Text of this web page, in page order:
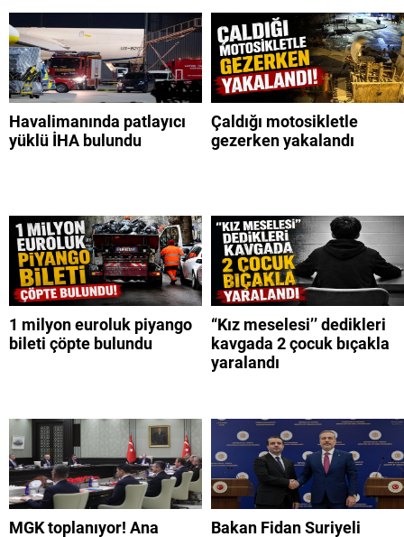
Havalimanında patlayıcı
yüklü İHA bulundu
Çaldığı motosikletle
gezerken yakalandı
1 milyon euroluk piyango
bileti çöpte bulundu
“Kız meselesi’’ dedikleri
kavgada 2 çocuk bıçakla
yaralandı
MGK toplanıyor! Ana Bakan Fidan Suriyeli